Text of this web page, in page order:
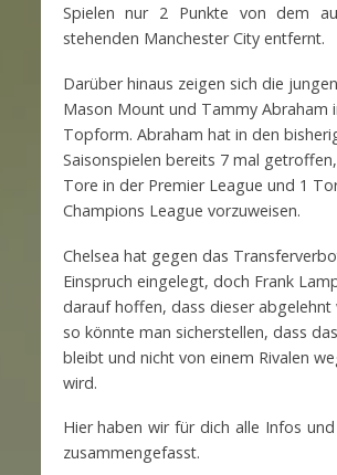
Spielen nur 2 Punkte von dem
stehenden Manchester City entfernt.
Darüber hinaus zeigen sich die
Mason Mount und Tammy Abraham
Topform. Abraham hat in den
Saisonspielen bereits 7 mal
Tore in der Premier League und 1
Champions League vorzuweisen.
Chelsea hat gegen das
Einspruch eingelegt, doch Frank
darauf hoffen, dass dieser abgelehnt
so könnte man sicherstellen, dass
bleibt und nicht von einem Rivalen
wird.
Hier haben wir für dich alle Infos
zusammengefasst.